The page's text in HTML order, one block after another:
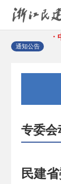
通知公告
·
·
·
·
·
专委会
民建